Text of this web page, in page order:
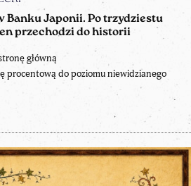
Banku Japonii. Po trzydziestu
przechodzi do historii
główną
procentową do poziomu niewidzianego